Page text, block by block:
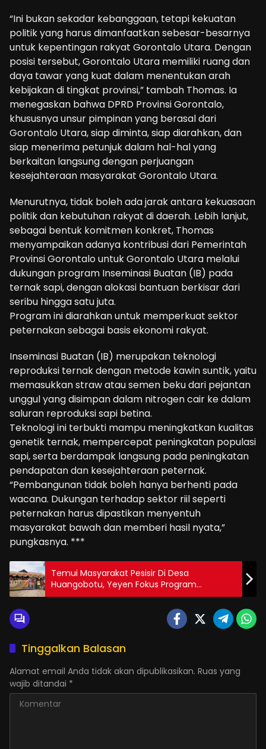
“Ini bukan sekadar kebanggaan, tetapi kekuatan
politik yang harus dimanfaatkan sebesar-besarnya
untuk kepentingan rakyat Gorontalo Utara. Dengan
posisi tersebut, Gorontalo Utara memiliki ruang dan
daya tawar yang kuat dalam menentukan arah
kebijakan di tingkat provinsi,” tambah Thomas. Ia
menegaskan bahwa DPRD Provinsi Gorontalo,
khususnya unsur pimpinan yang berasal dari
Gorontalo Utara, siap diminta, siap diarahkan, dan
siap menerima petunjuk dalam hal-hal yang
berkaitan langsung dengan perjuangan
kesejahteraan masyarakat Gorontalo Utara.
Menurutnya, tidak boleh ada jarak antara kekuasaan
politik dan kebutuhan rakyat di daerah. Lebih lanjut,
sebagai bentuk komitmen konkret, Thomas
menyampaikan adanya kontribusi dari Pemerintah
Provinsi Gorontalo untuk Gorontalo Utara melalui
dukungan program Inseminasi Buatan (IB) pada
ternak sapi, dengan alokasi bantuan berkisar dari
seribu hingga satu juta.
Program ini diarahkan untuk memperkuat sektor
peternakan sebagai basis ekonomi rakyat.
Inseminasi Buatan (IB) merupakan teknologi
reproduksi ternak dengan metode kawin suntik, yaitu
memasukkan straw atau semen beku dari pejantan
unggul yang disimpan dalam nitrogen cair ke dalam
saluran reproduksi sapi betina.
Teknologi ini terbukti mampu meningkatkan kualitas
genetik ternak, mempercepat peningkatan populasi
sapi, serta berdampak langsung pada peningkatan
pendapatan dan kesejahteraan peternak.
“Pembangunan tidak boleh hanya berhenti pada
wacana. Dukungan terhadap sektor riil seperti
peternakan harus dipastikan menyentuh
masyarakat bawah dan memberi hasil nyata,”
pungkasnya. ***
Temui Masyarakat Pesisir Di Desa
Huangobotu, Yeyen Fokus Program
Peningkatan Kesejahteraan Nelayan
Tinggalkan Balasan
Alamat email Anda tidak akan dipublikasikan. Ruas yang
wajib ditandai *